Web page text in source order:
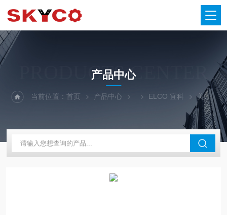
PRODUCTS CENTER
产品中心
当前位置：首页 产品中心 ELCO 宜科 美国滨霸BIMBA气缸122-DP